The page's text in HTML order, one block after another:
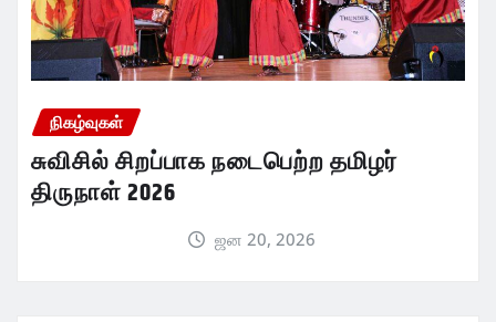
நிகழ்வுகள்
சுவிசில் சிறப்பாக நடைபெற்ற தமிழர்
திருநாள் 2026
ஜன 20, 2026